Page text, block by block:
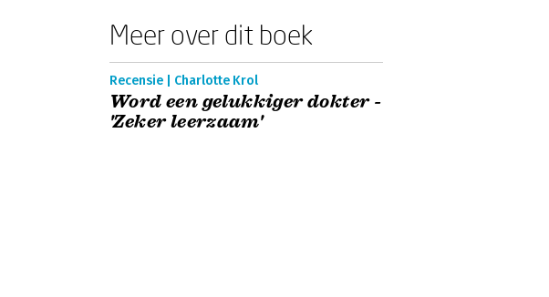
Meer over dit boek
Recensie | Charlotte Krol
Word een gelukkiger dokter -
'Zeker leerzaam'